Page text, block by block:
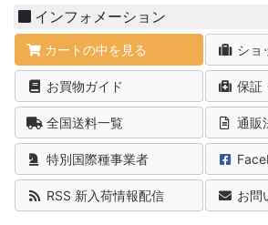
インフォメーション
カートの中を見る ショ
お買物ガイド 保証
全国送料一覧 通販
特別国際種事業者
RSS 新入荷情報配信 お問